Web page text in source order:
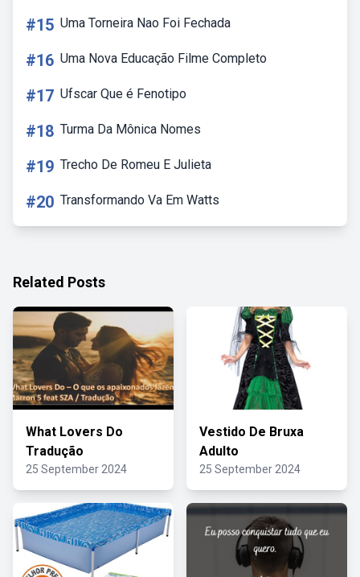
#15 Uma Torneira Nao Foi Fechada
#16 Uma Nova Educação Filme Completo
#17 Ufscar Que é Fenotipo
#18 Turma Da Mônica Nomes
#19 Trecho De Romeu E Julieta
#20 Transformando Va Em Watts
Related Posts
What Lovers Do
Tradução
25 September 2024
Vestido De Bruxa
Adulto
25 September 2024